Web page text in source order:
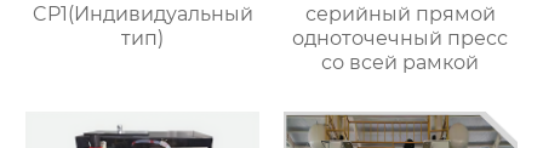
CP1(Индивидуальный
тип)
серийный прямой
одноточечный пресс
со всей рамкой